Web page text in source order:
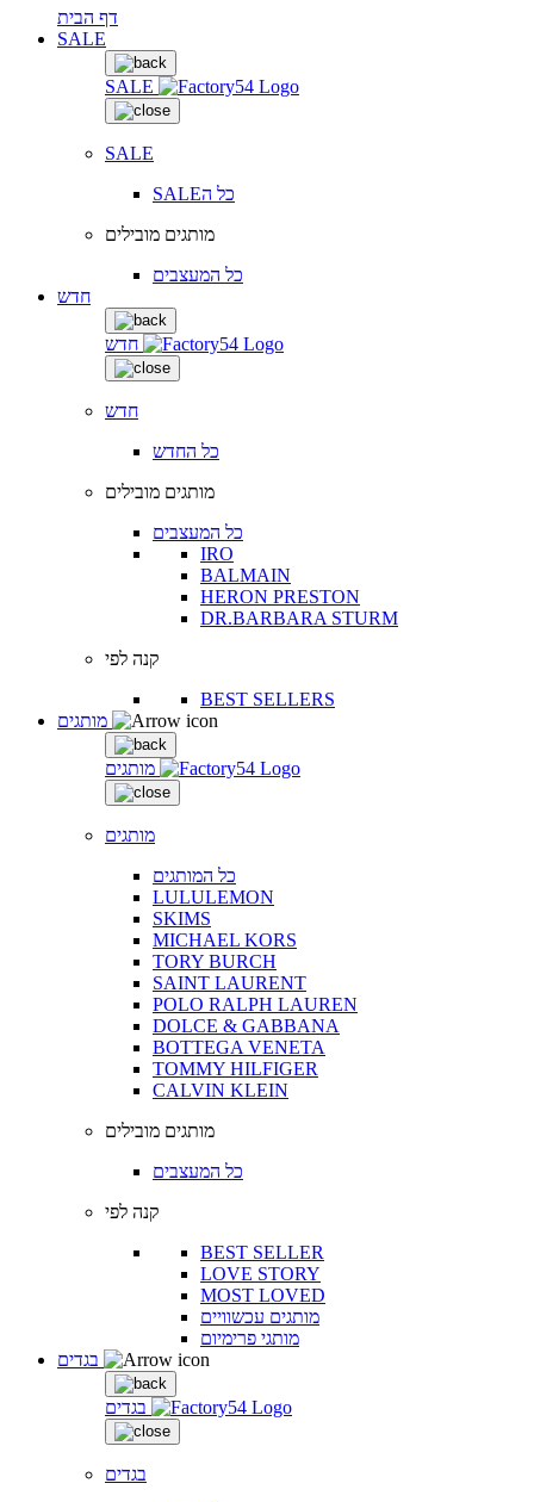
דף הבית
SALE
SALE
SALE
SALEכל ה
מותגים מובילים
כל המעצבים
חדש
חדש
חדש
כל החדש
מותגים מובילים
כל המעצבים
IRO
BALMAIN
HERON PRESTON
DR.BARBARA STURM
קנה לפי
BEST SELLERS
מותגים
מותגים
כל המותגים
LULULEMON
SKIMS
MICHAEL KORS
TORY BURCH
SAINT LAURENT
POLO RALPH LAUREN
DOLCE & GABBANA
BOTTEGA VENETA
TOMMY HILFIGER
CALVIN KLEIN
מותגים מובילים
כל המעצבים
קנה לפי
BEST SELLER
LOVE STORY
MOST LOVED
מותגים עכשוויים
מותגי פרימיום
בגדים
בגדים